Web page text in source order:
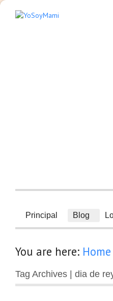
Principal Blog
You are here: Home
Tag Archives | dia de